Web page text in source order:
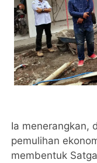
Ia menerangkan,
pemulihan
membentuk